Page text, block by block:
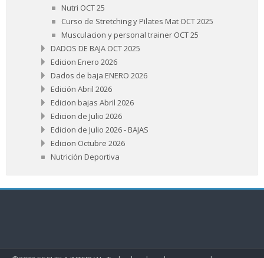
Nutri OCT 25
Curso de Stretching y Pilates Mat OCT 2025
Musculacion y personal trainer OCT 25
DADOS DE BAJA OCT 2025
Edicion Enero 2026
Dados de baja ENERO 2026
Edición Abril 2026
Edicion bajas Abril 2026
Edicion de Julio 2026
Edicion de Julio 2026 - BAJAS
Edicion Octubre 2026
Nutrición Deportiva